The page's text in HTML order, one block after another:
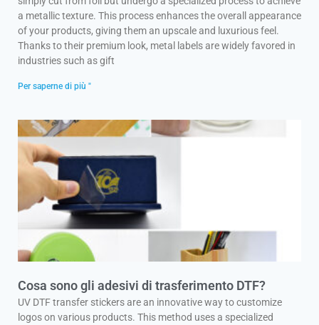
a metallic texture. This process enhances the overall appearance
of your products, giving them an upscale and luxurious feel.
Thanks to their premium look, metal labels are widely favored in
industries such as gift
Per saperne di più "
Cosa sono gli adesivi di trasferimento DTF?
UV DTF transfer stickers are an innovative way to customize
logos on various products. This method uses a specialized